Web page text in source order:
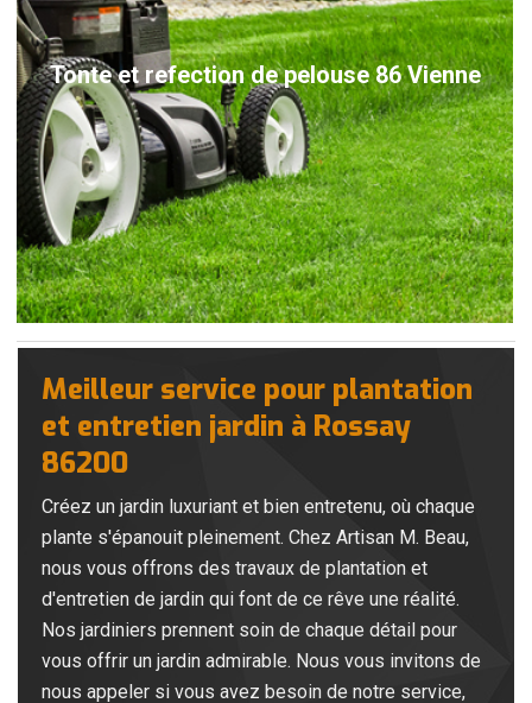
Tonte et refection de pelouse 86 Vienne
Meilleur service pour plantation
et entretien jardin à Rossay
86200
Créez un jardin luxuriant et bien entretenu, où chaque
plante s'épanouit pleinement. Chez Artisan M. Beau,
nous vous offrons des travaux de plantation et
d'entretien de jardin qui font de ce rêve une réalité.
Nos jardiniers prennent soin de chaque détail pour
vous offrir un jardin admirable. Nous vous invitons de
nous appeler si vous avez besoin de notre service,